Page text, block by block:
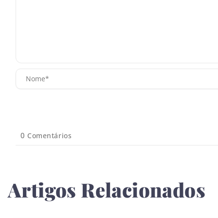
0 Comentários
Artigos Relacionados